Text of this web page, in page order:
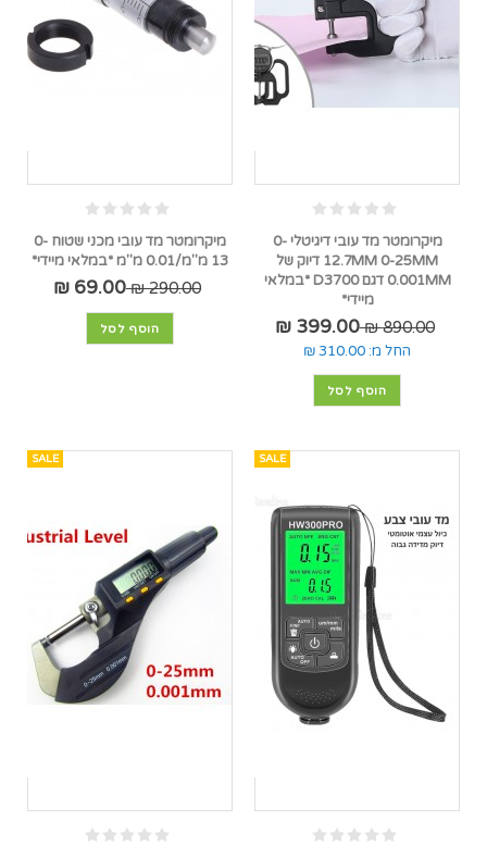
מיקרומטר מד עובי דיגיטלי 0-
12.7MM 0-25MM דיוק של
0.001MM דגם D3700 *במלאי
מיידי*
890.00 ₪
399.00 ₪
החל מ: 310.00 ₪
הוסף לסל
מיקרומטר מד עובי מכני שטוח 0-
13 מ"מ/0.01 מ"מ *במלאי מיידי*
290.00 ₪
69.00 ₪
הוסף לסל
SALE
SALE